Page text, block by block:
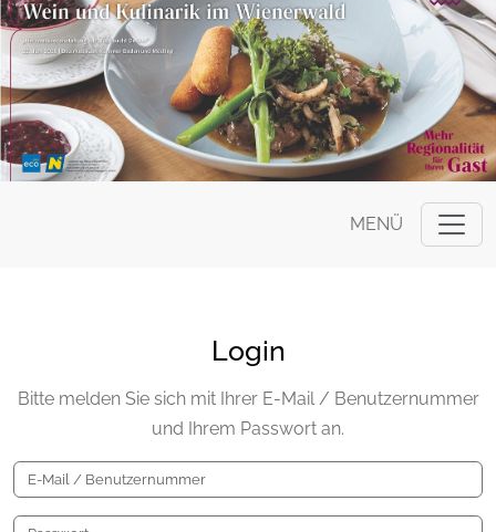
MENÜ
Login
Bitte melden Sie sich mit Ihrer E-Mail / Benutzernummer
und Ihrem Passwort an.